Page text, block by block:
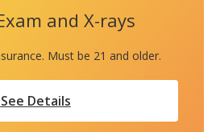
and X-rays
Must be 21 and older.
See Details